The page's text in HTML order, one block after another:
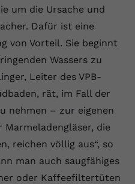
um die Ursache und
Dafür ist eine
von Vorteil. Sie beginnt
Wassers zu
Leiter des VPB-
rät, im Fall der
nehmen – zur eigenen
Marmeladengläser, die
reichen völlig aus“, so
man auch saugfähiges
oder Kaffeefiltertüten
von
zu ermöglichen.
dieses Cookie über
statistische Daten.
id